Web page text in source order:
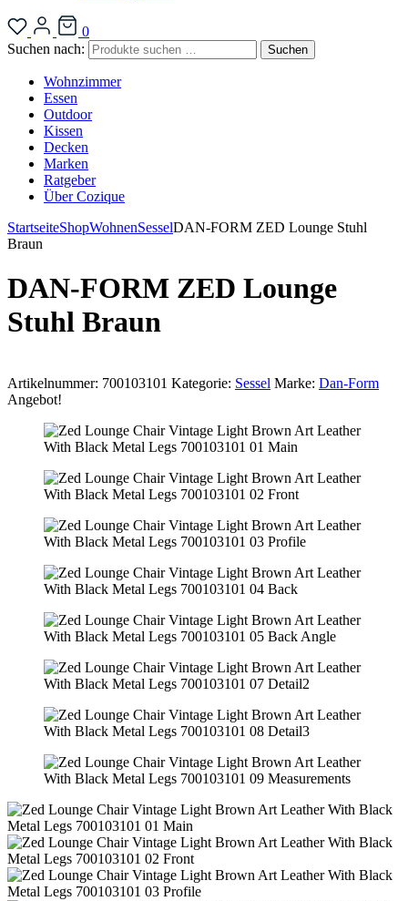
0
Suchen nach:
Suchen
Wohnzimmer
Essen
Outdoor
Kissen
Decken
Marken
Ratgeber
Über Cozique
StartseiteShopWohnenSesselDAN-FORM ZED Lounge Stuhl
Braun
DAN-FORM ZED Lounge
Stuhl Braun
Artikelnummer: 700103101 Kategorie: Sessel Marke: Dan-Form
Angebot!